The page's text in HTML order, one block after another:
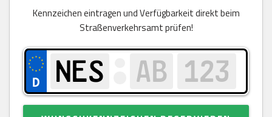
Kennzeichen eintragen und Verfügbarkeit direkt beim
Straßenverkehrsamt prüfen!